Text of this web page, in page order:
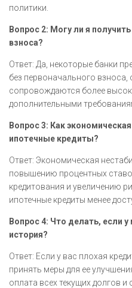
политики.
Вопрос 2: Могу ли я
взноса?
Ответ: Да, некоторые банки
без первоначального
сопровождаются более
дополнительными
Вопрос 3: Как
ипотечные кредиты?
Ответ: Экономическая
повышению процентных
кредитования и увеличению
ипотечные кредиты менее
Вопрос 4: Что делать, если
история?
Ответ: Если у вас плохая
принять меры для ее
оплата всех текущих долгов и